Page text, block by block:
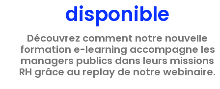
disponible
Découvrez comment notre nouvelle
formation e-learning accompagne les
managers publics dans leurs missions
RH grâce au replay de notre webinaire.